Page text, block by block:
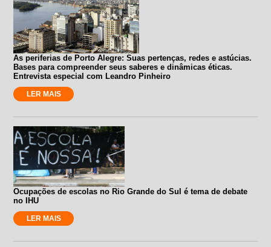
As periferias de Porto Alegre: Suas pertenças, redes e astúcias.
Bases para compreender seus saberes e dinâmicas éticas.
Entrevista especial com Leandro Pinheiro
LER MAIS
Ocupações de escolas no Rio Grande do Sul é tema de debate
no IHU
LER MAIS